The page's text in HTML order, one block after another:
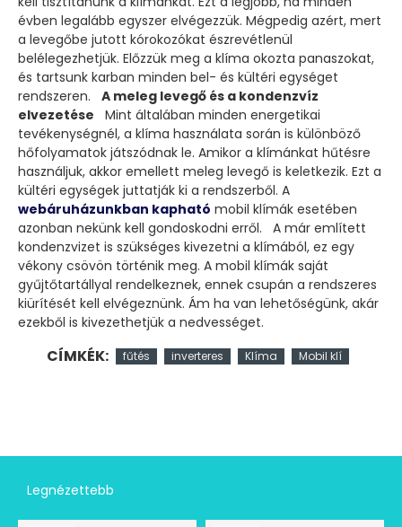
évben legalább egyszer elvégezzük. Mégpedig azért, mert
a levegőbe jutott kórokozókat észrevétlenül
belélegezhetjük. Előzzük meg a klíma okozta panaszokat,
és tartsunk karban minden bel- és kültéri egységet
rendszeren. A meleg levegő és a kondenzvíz
elvezetése Mint általában minden energetikai
tevékenységnél, a klíma használata során is különböző
hőfolyamatok játszódnak le. Amikor a klímánkat hűtésre
használjuk, akkor emellett meleg levegő is keletkezik. Ezt a
kültéri egységek juttatják ki a rendszerből. A
webáruházunkban kapható mobil klímák esetében
azonban nekünk kell gondoskodni erről. A már említett
kondenzvizet is szükséges kivezetni a klímából, ez egy
vékony csövön történik meg. A mobil klímák saját
gyűjtőtartállyal rendelkeznek, ennek csupán a rendszeres
kiürítését kell elvégeznünk. Ám ha van lehetőségünk, akár
ezekből is kivezethetjük a nedvességet.
CÍMKÉK: fűtés inverteres Klíma Mobil klí
Legnézettebb